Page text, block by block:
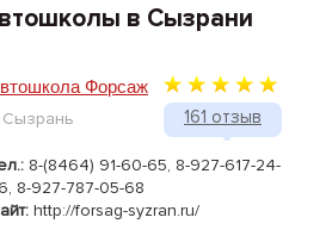
в Сызрани
161 отзыв
Форсаж
Сызрань
8-(8464) 91-60-65, 8-927-617-24-
8-927-787-05-68
http://forsag-syzran.ru/